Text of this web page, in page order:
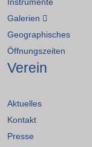
Galerien
Geographisches
Öffnungszeiten
Verein
Aktuelles
Kontakt
Presse